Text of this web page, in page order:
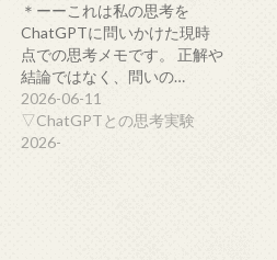
＊ーーこれは私の思考を
ChatGPTに問いかけた現時
点での思考メモです。 正解や
結論ではなく、問いの…
2026-06-11
▽ChatGPTとの思考実験
2026-